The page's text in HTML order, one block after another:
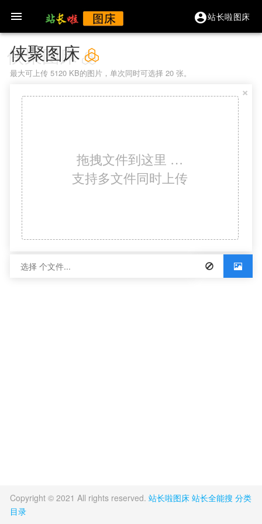
 account_circle站长啦图床
侠聚图床
最大可上传 5120 KB的图片，单次同时可选择 20 张。
×
拖拽文件到这里 …
支持多文件同时上传
Copyright © 2021 All rights reserved. 站长啦图床 站长全能搜 分类
目录